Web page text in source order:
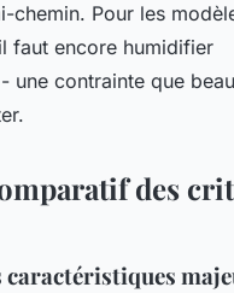
chemin. Pour les
faut encore humidifier
une contrainte que
des
caractéristiques